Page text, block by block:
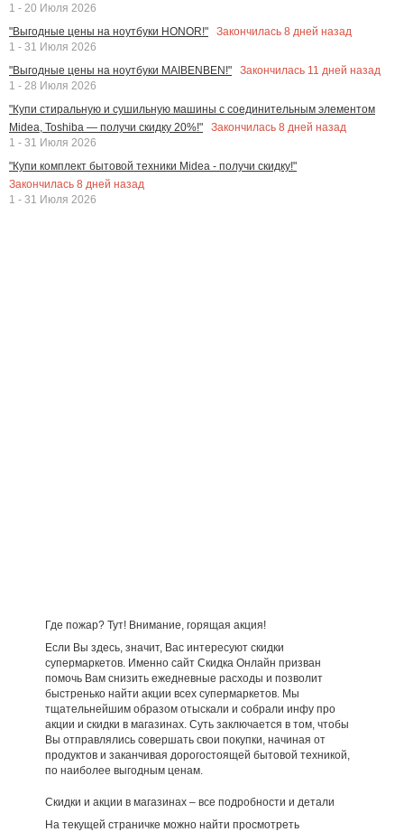
1 - 20 Июля 2026
"Выгодные цены на ноутбуки HONOR!"
Закончилась 8 дней назад
1 - 31 Июля 2026
"Выгодные цены на ноутбуки MAIBENBEN!"
Закончилась 11 дней назад
1 - 28 Июля 2026
"Купи стиральную и сушильную машины с соединительным элементом
Midea, Toshiba — получи скидку 20%!"
Закончилась 8 дней назад
1 - 31 Июля 2026
"Купи комплект бытовой техники Midea - получи скидку!"
Закончилась 8 дней назад
1 - 31 Июля 2026
Где пожар? Тут! Внимание, горящая акция!
Если Вы здесь, значит, Вас интересуют скидки
супермаркетов. Именно сайт Скидка Онлайн призван
помочь Вам снизить ежедневные расходы и позволит
быстренько найти акции всех супермаркетов. Мы
тщательнейшим образом отыскали и собрали инфу про
акции и скидки в магазинах. Суть заключается в том, чтобы
Вы отправлялись совершать свои покупки, начиная от
продуктов и заканчивая дорогостоящей бытовой техникой,
по наиболее выгодным ценам.
Скидки и акции в магазинах – все подробности и детали
На текущей страничке можно найти просмотреть